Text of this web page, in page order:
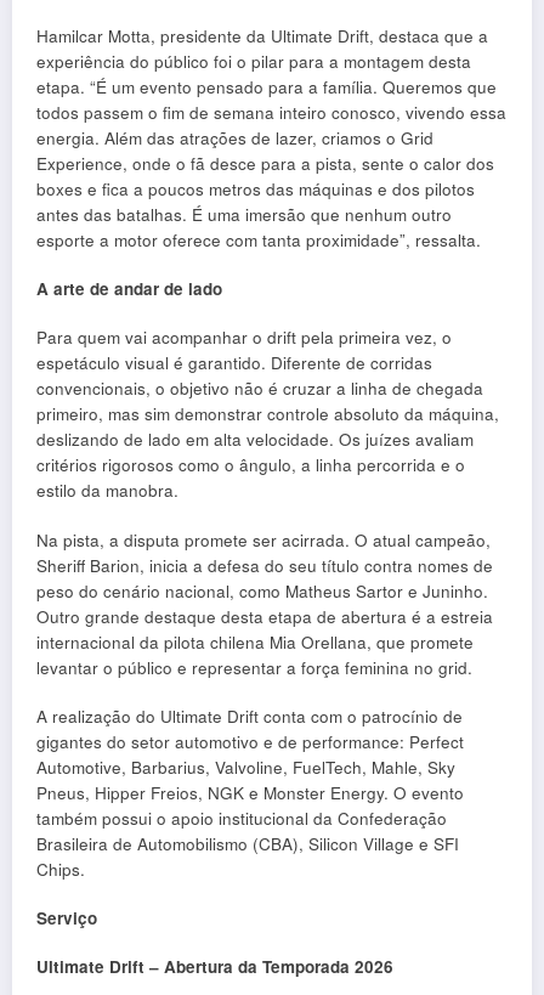
Hamilcar Motta, presidente da Ultimate Drift, destaca que a
experiência do público foi o pilar para a montagem desta
etapa. “É um evento pensado para a família. Queremos que
todos passem o fim de semana inteiro conosco, vivendo essa
energia. Além das atrações de lazer, criamos o Grid
Experience, onde o fã desce para a pista, sente o calor dos
boxes e fica a poucos metros das máquinas e dos pilotos
antes das batalhas. É uma imersão que nenhum outro
esporte a motor oferece com tanta proximidade”, ressalta.
A arte de andar de lado
Para quem vai acompanhar o drift pela primeira vez, o
espetáculo visual é garantido. Diferente de corridas
convencionais, o objetivo não é cruzar a linha de chegada
primeiro, mas sim demonstrar controle absoluto da máquina,
deslizando de lado em alta velocidade. Os juízes avaliam
critérios rigorosos como o ângulo, a linha percorrida e o
estilo da manobra.
Na pista, a disputa promete ser acirrada. O atual campeão,
Sheriff Barion, inicia a defesa do seu título contra nomes de
peso do cenário nacional, como Matheus Sartor e Juninho.
Outro grande destaque desta etapa de abertura é a estreia
internacional da pilota chilena Mia Orellana, que promete
levantar o público e representar a força feminina no grid.
A realização do Ultimate Drift conta com o patrocínio de
gigantes do setor automotivo e de performance: Perfect
Automotive, Barbarius, Valvoline, FuelTech, Mahle, Sky
Pneus, Hipper Freios, NGK e Monster Energy. O evento
também possui o apoio institucional da Confederação
Brasileira de Automobilismo (CBA), Silicon Village e SFI
Chips.
Serviço
Ultimate Drift – Abertura da Temporada 2026